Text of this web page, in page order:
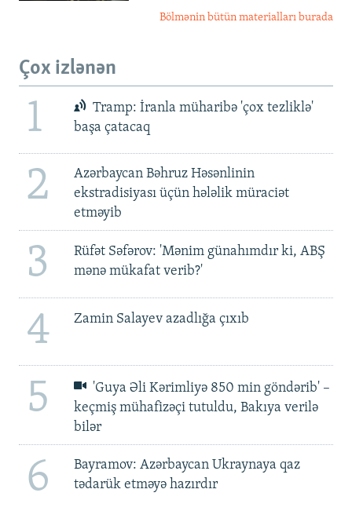
Bölmənin bütün materialları burada
Çox izlənən
1
Tramp: İranla müharibə 'çox tezliklə'
başa çatacaq
2
Azərbaycan Bəhruz Həsənlinin
ekstradisiyası üçün hələlik müraciət
etməyib
3
Rüfət Səfərov: 'Mənim günahımdır ki, ABŞ
mənə mükafat verib?'
4 Zamin Salayev azadlığa çıxıb
5
'Guya Əli Kərimliyə 850 min göndərib' –
keçmiş mühafizəçi tutuldu, Bakıya verilə
bilər
6
Bayramov: Azərbaycan Ukraynaya qaz
tədarük etməyə hazırdır